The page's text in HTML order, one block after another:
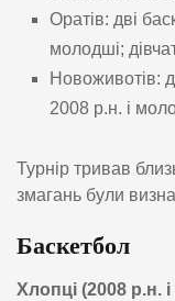
Оратів: дві
молодші;
Новоживотів:
2008 р.н. і
Турнір тривав
змагань були
Баскетбол
Хлопці (2008 р.н.